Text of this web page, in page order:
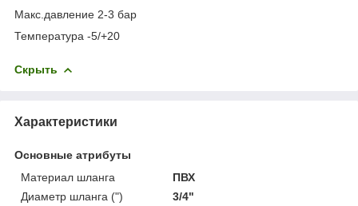
Макс.давление 2-3 бар
Температура -5/+20
Скрыть
Характеристики
Основные атрибуты
Материал шланга
ПВХ
Диаметр шланга (")
3/4"